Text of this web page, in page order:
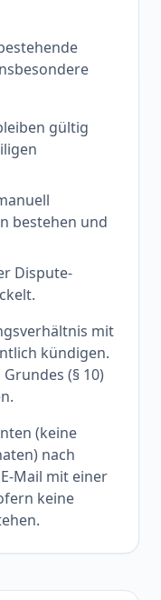
gültig
bestehen und
Dispute-
mit
kündigen.
(§ 10)
(keine
nach
Mail mit einer
keine